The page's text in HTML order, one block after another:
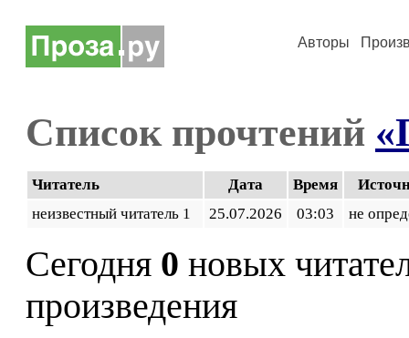
Авторы
Список прочтений
Читатель Дата Время
неизвестный читатель 1
25.07.2026 03:03 не
Сегодня 0 новых
произведения